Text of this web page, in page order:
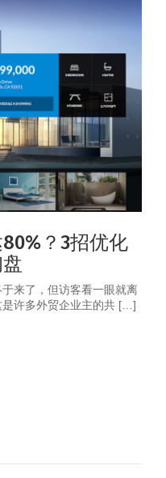
？3招优化
来了，但访客看一眼就离
是许多外贸企业主的共 […]